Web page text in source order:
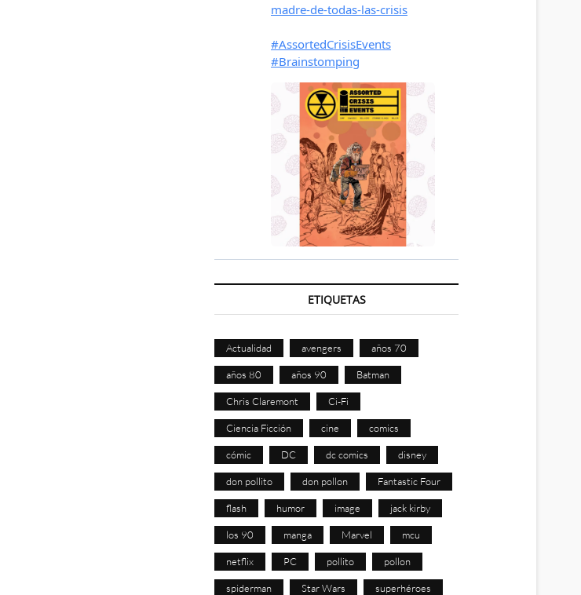
ETIQUETAS
Actualidad avengers años 70
años 80 años 90 Batman
Chris Claremont Ci-Fi
Ciencia Ficción cine comics
cómic DC dc comics disney
don pollito don pollon Fantastic Four
flash humor image jack kirby
los 90 manga Marvel mcu
netflix PC pollito pollon
spiderman Star Wars superhéroes